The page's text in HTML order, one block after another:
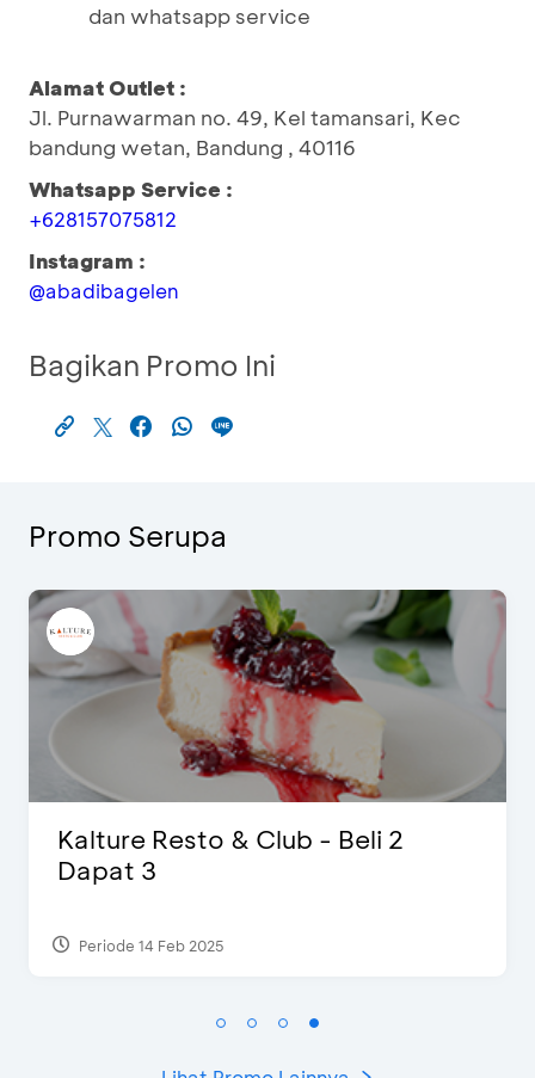
dan whatsapp service
Alamat Outlet :
Jl. Purnawarman no. 49, Kel tamansari, Kec
bandung wetan, Bandung , 40116
Whatsapp Service :
+628157075812
Instagram :
@abadibagelen
Bagikan Promo Ini
Promo Serupa
- Beli 2
D’Cost - Diskon